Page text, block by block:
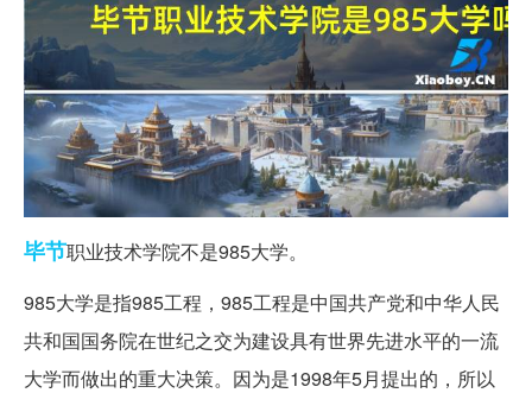
毕节职业技术学院不是985大学。
985大学是指985工程，985工程是中国共产党和中华人民
共和国国务院在世纪之交为建设具有世界先进水平的一流
大学而做出的重大决策。因为是1998年5月提出的，所以